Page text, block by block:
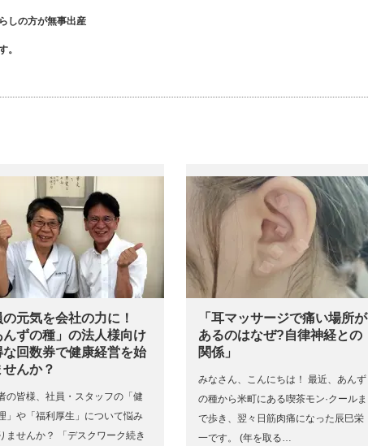
しの方が無事出産
。
元気を会社の力に！
んずの種」の法人様向け
な回数券で健康経営を始
んか？
の皆様、社員・スタッフの「健
」や「福利厚生」について悩み
ませんか？ 「デスクワーク続き
「耳マッサージで痛い場所が
あるのはなぜ?自律神経との
関係」
みなさん、こんにちは！ 最近、あんず
の種から米町にある喫茶モン·クールま
で歩き、翌々日筋肉痛になった辰巳栄
一です。 (年を取る…